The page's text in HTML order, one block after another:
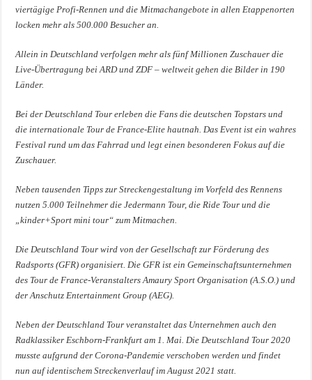
viertägige Profi-Rennen und die Mitmachangebote in allen Etappenorten
locken mehr als 500.000 Besucher an.
Allein in Deutschland verfolgen mehr als fünf Millionen Zuschauer die
Live-Übertragung bei ARD und ZDF – weltweit gehen die Bilder in 190
Länder.
Bei der Deutschland Tour erleben die Fans die deutschen Topstars und
die internationale Tour de France-Elite hautnah. Das Event ist ein wahres
Festival rund um das Fahrrad und legt einen besonderen Fokus auf die
Zuschauer.
Neben tausenden Tipps zur Streckengestaltung im Vorfeld des Rennens
nutzen 5.000 Teilnehmer die Jedermann Tour, die Ride Tour und die
„kinder+Sport mini tour“ zum Mitmachen.
Die Deutschland Tour wird von der Gesellschaft zur Förderung des
Radsports (GFR) organisiert. Die GFR ist ein Gemeinschaftsunternehmen
des Tour de France-Veranstalters Amaury Sport Organisation (A.S.O.) und
der Anschutz Entertainment Group (AEG).
Neben der Deutschland Tour veranstaltet das Unternehmen auch den
Radklassiker Eschborn-Frankfurt am 1. Mai. Die Deutschland Tour 2020
musste aufgrund der Corona-Pandemie verschoben werden und findet
nun auf identischem Streckenverlauf im August 2021 statt.